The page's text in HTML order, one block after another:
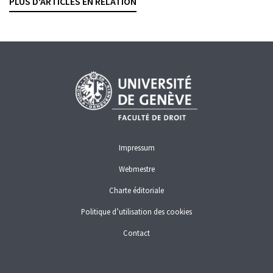
Impressum
Webmestre
Charte éditoriale
Politique d’utilisation des cookies
Contact